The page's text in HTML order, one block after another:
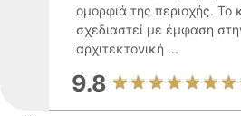
ομορφιά της περιοχής. Το
σχεδιαστεί με έμφαση
αρχιτεκτονική ...
9.8